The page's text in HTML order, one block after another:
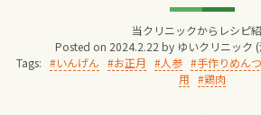
当クリニックからレシピ
Posted on 2024.2.22 by ゆいクリニック
Tags:
いんげん お正月 人参 手作りめん
用
鶏肉
院長からのごあい